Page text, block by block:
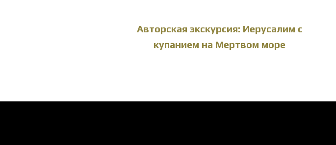
Авторская экскурсия: Иерусалим с
купанием на Мертвом море